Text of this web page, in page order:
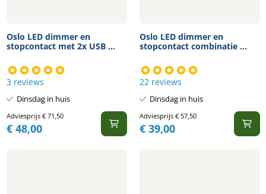
Oslo LED dimmer en
stopcontact met 2x USB ...
3 reviews
Dinsdag in huis
Adviesprijs €71,50
€48,00
Oslo LED dimmer en
stopcontact combinatie ...
22 reviews
Dinsdag in huis
Adviesprijs €57,50
€39,00